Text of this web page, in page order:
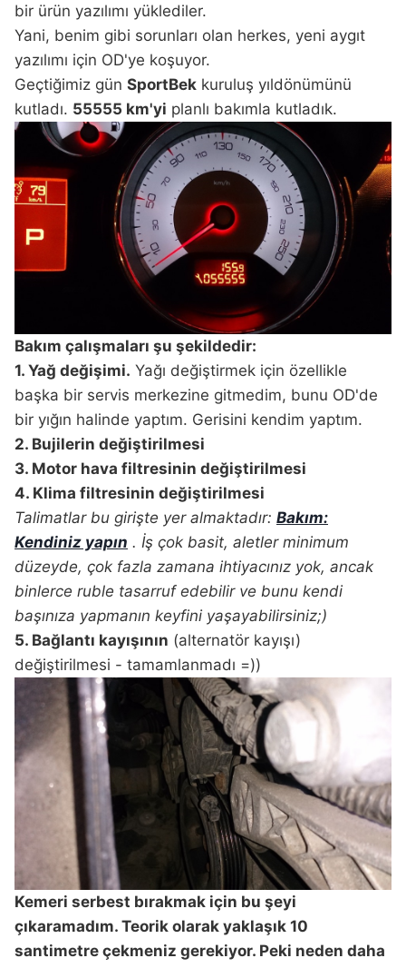
bir ürün yazılımı yüklediler.
Yani, benim gibi sorunları olan herkes, yeni aygıt
yazılımı için OD'ye koşuyor.
Geçtiğimiz gün SportBek kuruluş yıldönümünü
kutladı. 55555 km'yi planlı bakımla kutladık.
Bakım çalışmaları şu şekildedir:
1. Yağ değişimi. Yağı değiştirmek için özellikle
başka bir servis merkezine gitmedim, bunu OD'de
bir yığın halinde yaptım. Gerisini kendim yaptım.
2. Bujilerin değiştirilmesi
3. Motor hava filtresinin değiştirilmesi
4. Klima filtresinin değiştirilmesi
Talimatlar bu girişte yer almaktadır: Bakım:
Kendiniz yapın . İş çok basit, aletler minimum
düzeyde, çok fazla zamana ihtiyacınız yok, ancak
binlerce ruble tasarruf edebilir ve bunu kendi
başınıza yapmanın keyfini yaşayabilirsiniz;)
5. Bağlantı kayışının (alternatör kayışı)
değiştirilmesi - tamamlanmadı =))
Kemeri serbest bırakmak için bu şeyi
çıkaramadım. Teorik olarak yaklaşık 10
santimetre çekmeniz gerekiyor. Peki neden daha